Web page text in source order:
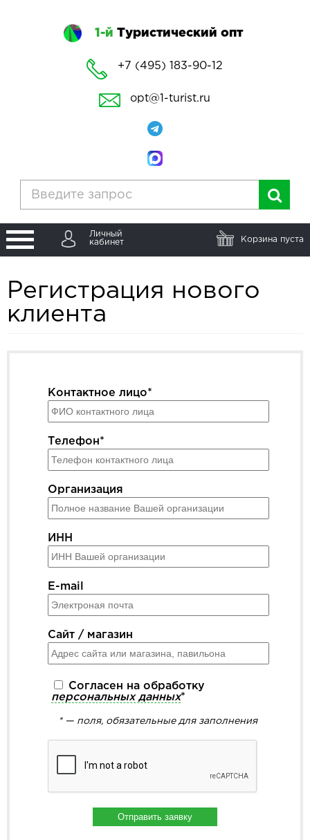
1-й Туристический опт
+7 (495) 183-90-12
opt@1-turist.ru
Личный
кабинет
Корзина пуста
Регистрация нового
клиента
Контактное лицо*
Телефон*
Организация
ИНН
E-mail
Сайт / магазин
Согласен на обработку
персональных данных*
* — поля, обязательные для заполнения
Отправить заявку